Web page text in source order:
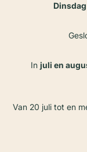
In juli en
Van 20 juli tot en